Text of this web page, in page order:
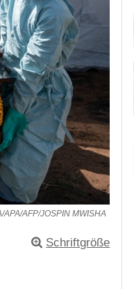
APA/AFP/JOSPIN MWISHA
Schriftgröße